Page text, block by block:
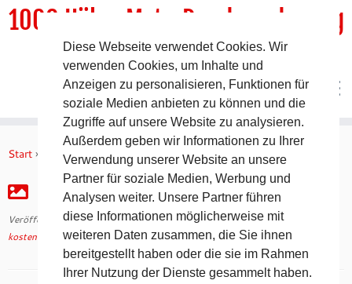
Inhalt
1000 HöhenMeterRundwanderweg
DER Rundwanderweg um Pommelsbrunn
Start » kostenfreie Wegebeschreibungen » IMG_3457
IMG_3457
Veröffentlicht am10. Oktober 2022mit den Abmessungen 1280 × 960
kostenfreie Wegebeschreibungen.
Diese Webseite verwendet Cookies. Wir
verwenden Cookies, um Inhalte und
Anzeigen zu personalisieren, Funktionen für
soziale Medien anbieten zu können und die
Zugriffe auf unsere Website zu analysieren.
Außerdem geben wir Informationen zu Ihrer
Verwendung unserer Website an unsere
Partner für soziale Medien, Werbung und
Analysen weiter. Unsere Partner führen
diese Informationen möglicherweise mit
weiteren Daten zusammen, die Sie ihnen
bereitgestellt haben oder die sie im Rahmen
Ihrer Nutzung der Dienste gesammelt haben.